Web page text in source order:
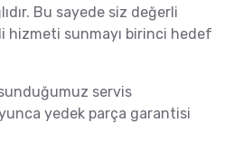
Bu sayede siz değerli
hizmeti sunmayı birinci hedef
servis
yedek parça garantisi